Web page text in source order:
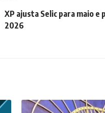
XP ajusta Selic para maio e
2026